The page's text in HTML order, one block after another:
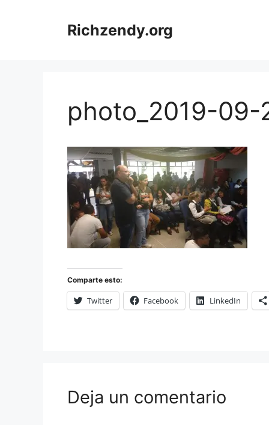
Richzendy.org
photo_2019-09-
Comparte esto:
Twitter Facebook LinkedIn
Deja un comentario